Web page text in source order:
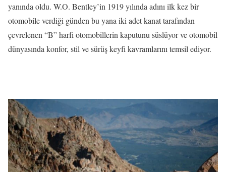
yanında oldu. W.O. Bentley’in 1919 yılında adını ilk kez bir
otomobile verdiği günden bu yana iki adet kanat tarafından
çevrelenen “B” harfi otomobillerin kaputunu süslüyor ve otomobil
dünyasında konfor, stil ve sürüş keyfi kavramlarını temsil ediyor.